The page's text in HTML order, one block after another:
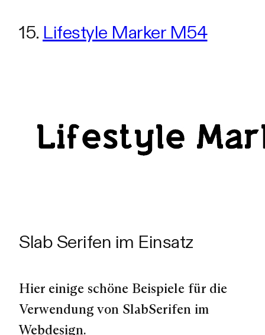
15. Lifestyle Marker M54
Slab Serifen im Einsatz
Hier einige schöne Beispiele für die
Verwendung von SlabSerifen im
Webdesign.